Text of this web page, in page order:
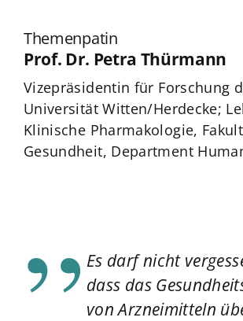
Themenpatin
Prof. Dr. Petra Thürmann
Vizepräsidentin für Forschung
Universität Witten/Herdecke;
Klinische Pharmakologie,
Gesundheit, Department
Es darf nicht
dass das
von Arzneimitteln